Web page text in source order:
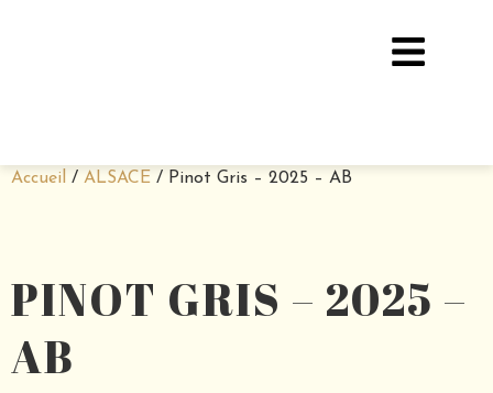
Accueil / ALSACE / Pinot Gris – 2025 – AB
PINOT GRIS – 2025 –
AB